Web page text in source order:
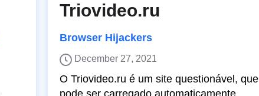
Triovideo.ru
Browser Hijackers
December 27, 2021
O Triovideo.ru é um site questionável, que
pode ser carregado automaticamente